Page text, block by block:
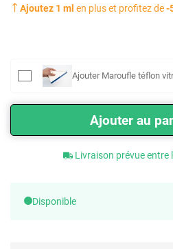
Ajoutez 1 ml en plus et profitez de-
Ajouter Maroufle téflon
Ajouter au
Livraison prévue entre
Disponible